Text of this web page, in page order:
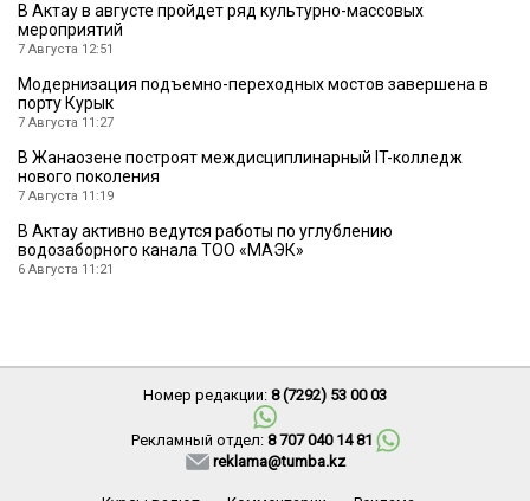
В Актау в августе пройдет ряд культурно-массовых
мероприятий
7 Августа 12:51
Модернизация подъемно-переходных мостов завершена в
порту Курык
7 Августа 11:27
В Жанаозене построят междисциплинарный IT-колледж
нового поколения
7 Августа 11:19
В Актау активно ведутся работы по углублению
водозаборного канала ТОО «МАЭК»
6 Августа 11:21
Номер редакции: 8 (7292) 53 00 03
Рекламный отдел: 8 707 040 14 81
reklama@tumba.kz